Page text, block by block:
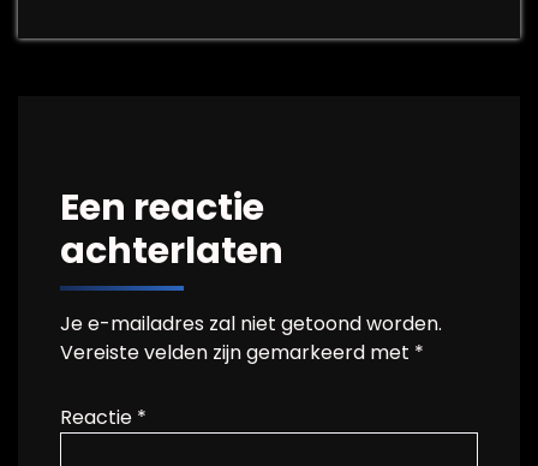
Een reactie
achterlaten
Je e-mailadres zal niet getoond worden.
Vereiste velden zijn gemarkeerd met *
Reactie *